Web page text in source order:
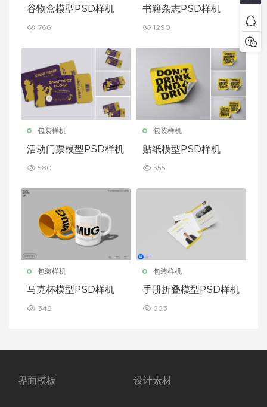
谷物盒模型PSD样机
766
书籍杂志PSD样机
1290
包装样机
活动门票模型PSD样机
580
包装样机
贴纸模型PSD样机
555
包装样机
马克杯模型PSD样机
348
包装样机
手册折叠模型PSD样机
663
界面模板 设计素材